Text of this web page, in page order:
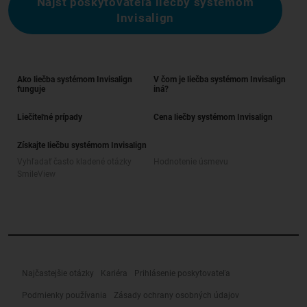
Invisalign
Ako liečba systémom Invisalign
funguje
V čom je liečba systémom Invisalign
iná?
Liečiteľné prípady Cena liečby systémom Invisalign
Získajte liečbu systémom Invisalign
Najčastejšie otázky Kariéra Prihlásenie poskytovateľa
Podmienky používania Zásady ochrany osobných údajov